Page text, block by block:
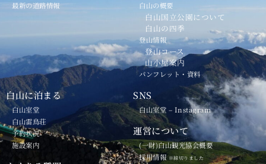
最新の道路情報
白山の概要
白山国立公園について
白山の四季
登山情報
登山コース
山小屋案内
パンフレット・資料
白山に泊まる
白山室堂
白山雷鳥荘
予約状況
施設案内
SNS
白山室堂 – Instagram
運営について
(一財)白山観光協会概要
採用情報※締切りました